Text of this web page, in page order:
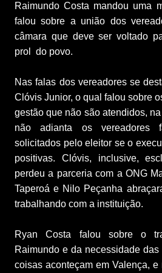
Raimundo Costa mandou uma
falou sobre a união dos
câmara que deve ser voltado
prol  do povo.
Nas falas dos vereadores se
Clóvis Junior, o qual falou sobre
gestão que não são atendidos,
não adianta os vereadores
solicitados pelo eleitor se o
positivas. Clóvis, inclusive,
perdeu a parceria com a ONG
Taperoá e Nilo Peçanha
trabalhando com a instituição.
Ryan Costa falou sobre o
Raimundo e da necessidade
coisas aconteçam em Valença,